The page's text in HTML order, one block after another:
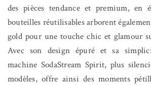
des pièces tendance et premium, en
bouteilles réutilisables arborent
gold pour une touche chic et glamour
Avec son design épuré et sa
machine SodaStream Spirit, plus
modèles, offre ainsi des moments